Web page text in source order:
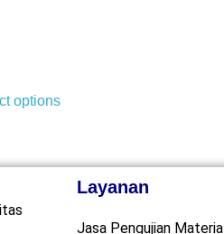
options
Layanan
Jasa Pengujian Material